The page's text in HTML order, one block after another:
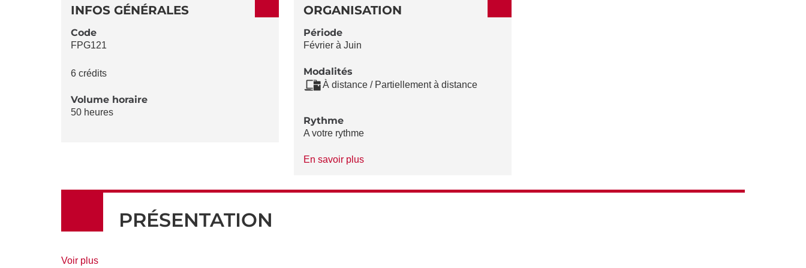
DE
LA
INFOS GÉNÉRALES
Code
FPG121
6 crédits
Volume horaire
50 heures
ORGANISATION
Période
Février à Juin
Modalités
À distance / Partiellement à distance
Rythme
A votre rythme
En savoir plusà
Rythme
PRÉSENTATION
Voir plusde